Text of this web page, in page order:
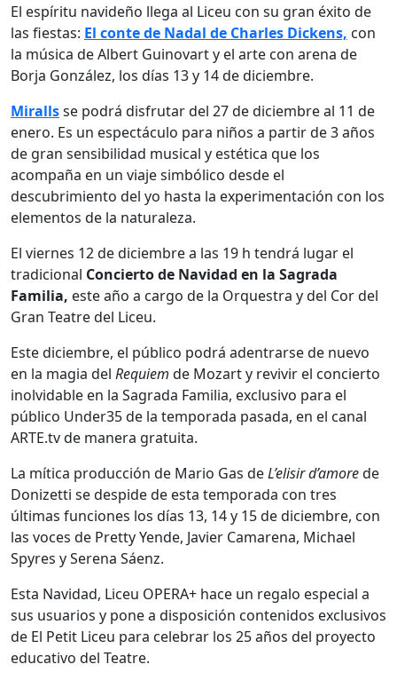
El espíritu navideño llega al Liceu con su gran éxito de
las fiestas: El conte de Nadal de Charles Dickens, con
la música de Albert Guinovart y el arte con arena de
Borja González, los días 13 y 14 de diciembre.
Mirallsse podrá disfrutar del 27 de diciembre al 11 de
enero. Es un espectáculo para niños a partir de 3 años
de gran sensibilidad musical y estética que los
acompaña en un viaje simbólico desde el
descubrimiento del yo hasta la experimentación con los
elementos de la naturaleza.
El viernes 12 de diciembre a las 19 h tendrá lugar el
tradicional Concierto de Navidad en la Sagrada
Familia, este año a cargo de la Orquestra y del Cor del
Gran Teatre del Liceu.
Este diciembre, el público podrá adentrarse de nuevo
en la magia del Requiem de Mozart y revivir el concierto
inolvidable en la Sagrada Familia, exclusivo para el
público Under35 de la temporada pasada, en el canal
ARTE.tv de manera gratuita.
La mítica producción de Mario Gas deL’elisir d’amorede
Donizetti se despide de esta temporada con tres
últimas funciones los días 13, 14 y 15 de diciembre, con
las voces de Pretty Yende, Javier Camarena, Michael
Spyres y Serena Sáenz.
Esta Navidad, Liceu OPERA+ hace un regalo especial a
sus usuarios y pone a disposición contenidos exclusivos
de El Petit Liceu para celebrar los 25 años del proyecto
educativo del Teatre.